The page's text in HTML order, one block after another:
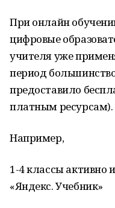
При онлайн
цифровые
учителя уже
период
предоставило
платным ресурсам).
Например,
1-4 классы активно
«Яндекс. Учебник»